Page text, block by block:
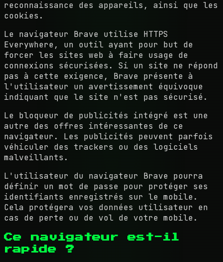
reconnaissance des appareils, ainsi que les
cookies.
Le navigateur Brave utilise HTTPS
Everywhere, un outil ayant pour but de
forcer les sites web à faire usage de
connexions sécurisées. Si un site ne répond
pas à cette exigence, Brave présente à
l'utilisateur un avertissement équivoque
indiquant que le site n'est pas sécurisé.
Le bloqueur de publicités intégré est une
autre des offres intéressantes de ce
navigateur. Les publicités peuvent parfois
véhiculer des trackers ou des logiciels
malveillants.
L'utilisateur du navigateur Brave pourra
définir un mot de passe pour protéger ses
identifiants enregistrés sur le mobile.
Cela protégera vos données utilisateur en
cas de perte ou de vol de votre mobile.
Ce navigateur est-il
rapide ?